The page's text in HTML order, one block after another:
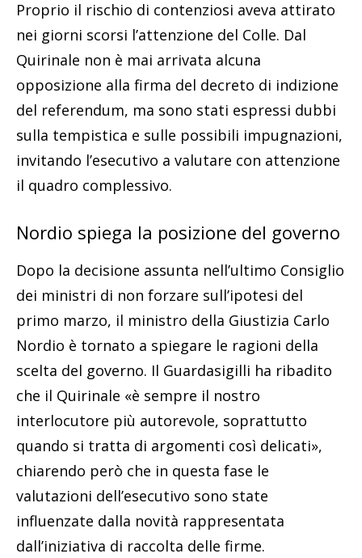
Proprio il rischio di contenziosi aveva attirato
nei giorni scorsi l’attenzione del Colle. Dal
Quirinale non è mai arrivata alcuna
opposizione alla firma del decreto di indizione
del referendum, ma sono stati espressi dubbi
sulla tempistica e sulle possibili impugnazioni,
invitando l’esecutivo a valutare con attenzione
il quadro complessivo.
Nordio spiega la posizione del governo
Dopo la decisione assunta nell’ultimo Consiglio
dei ministri di non forzare sull’ipotesi del
primo marzo, il ministro della Giustizia Carlo
Nordio è tornato a spiegare le ragioni della
scelta del governo. Il Guardasigilli ha ribadito
che il Quirinale «è sempre il nostro
interlocutore più autorevole, soprattutto
quando si tratta di argomenti così delicati»,
chiarendo però che in questa fase le
valutazioni dell’esecutivo sono state
influenzate dalla novità rappresentata
dall’iniziativa di raccolta delle firme.